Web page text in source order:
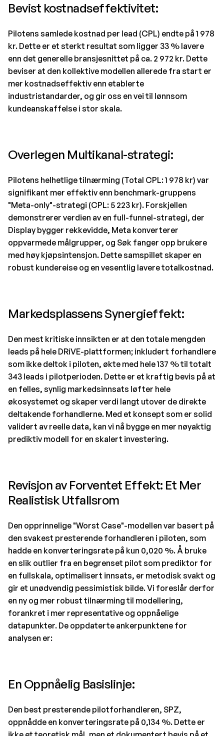
Bevist kostnadseffektivitet:
Pilotens samlede kostnad per lead (CPL) endte på 1 978
kr. Dette er et sterkt resultat som ligger 33 % lavere
enn det generelle bransjesnittet på ca. 2 972 kr. Dette
beviser at den kollektive modellen allerede fra start er
mer kostnadseffektiv enn etablerte
industristandarder, og gir oss en vei til lønnsom
kundeanskaffelse i stor skala.
Overlegen Multikanal-strategi:
Pilotens helhetlige tilnærming (Total CPL: 1 978 kr) var
signifikant mer effektiv enn benchmark-gruppens
"Meta-only"-strategi (CPL: 5 223 kr). Forskjellen
demonstrerer verdien av en full-funnel-strategi, der
Display bygger rekkevidde, Meta konverterer
oppvarmede målgrupper, og Søk fanger opp brukere
med høy kjøpsintensjon. Dette samspillet skaper en
robust kundereise og en vesentlig lavere totalkostnad.
Markedsplassens Synergieffekt:
Den mest kritiske innsikten er at den totale mengden
leads på hele DRiVE-plattformen; inkludert forhandlere
som ikke deltok i piloten, økte med hele 137 % til totalt
343 leads i pilotperioden. Dette er et kraftig bevis på at
en felles, synlig markedsinnsats løfter hele
økosystemet og skaper verdi langt utover de direkte
deltakende forhandlerne. Med et konsept som er solid
validert av reelle data, kan vi nå bygge en mer nøyaktig
prediktiv modell for en skalert investering.
Revisjon av Forventet Effekt: Et Mer
Realistisk Utfallsrom
Den opprinnelige "Worst Case"-modellen var basert på
den svakest presterende forhandleren i piloten, som
hadde en konverteringsrate på kun 0,020 %. Å bruke
en slik outlier fra en begrenset pilot som prediktor for
en fullskala, optimalisert innsats, er metodisk svakt og
gir et unødvendig pessimistisk bilde. Vi foreslår derfor
en ny og mer robust tilnærming til modellering,
forankret i mer representative og oppnåelige
datapunkter. De oppdaterte ankerpunktene for
analysen er:
En Oppnåelig Basislinje:
Den best presterende pilotforhandleren, SPZ,
oppnådde en konverteringsrate på 0,134 %. Dette er